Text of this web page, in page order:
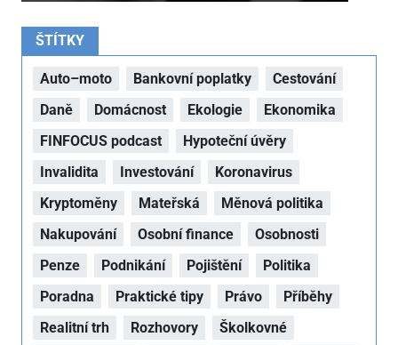
ŠTÍTKY
Auto–moto Bankovní poplatky
Cestování
Daně
Domácnost Ekologie
Ekonomika
FINFOCUS podcast
Hypoteční úvěry
Invalidita
Investování
Koronavirus
Kryptoměny
Mateřská
Měnová politika
Nakupování
Osobní finance
Osobnosti
Penze
Podnikání Pojištění
Politika
Poradna
Praktické tipy Právo
Příběhy
Realitní trh
Rozhovory
Školkovné